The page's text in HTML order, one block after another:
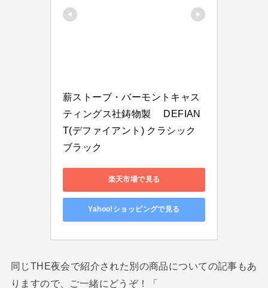
薪ストーブ・バーモントキャス
ティングス社鋳物製　 DEFIAN
T(デファイアント) クラシック
ブラック
楽天市場で見る
Yahoo!ショッピングで見る
同じTHE夜会で紹介された別の商品についての記事もあ
りますので、ご一緒にどうぞ！「